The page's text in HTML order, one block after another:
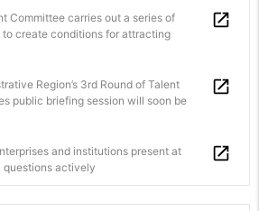
Committee carries out a series of
create conditions for attracting
Region’s 3rd Round of Talent
public briefing session will soon be
and institutions present at
questions actively